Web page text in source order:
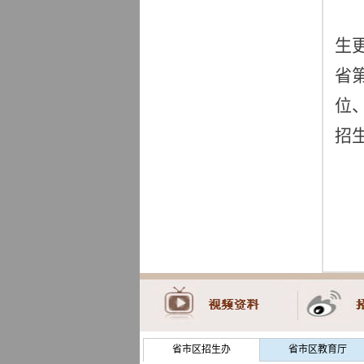
生
省
位
招
省市区招生办 省市区教育厅